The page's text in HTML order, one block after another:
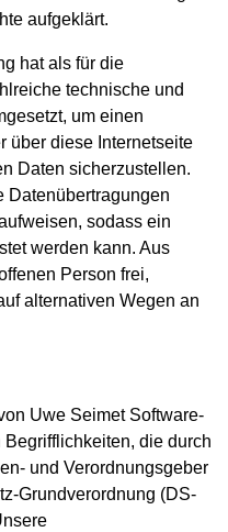
aufgeklärt.
hat als für die
technische und
um einen
über diese Internetseite
Daten sicherzustellen.
Datenübertragungen
sodass ein
werden kann. Aus
Person frei,
alternativen Wegen an
Uwe Seimet Software-
die durch
und Verordnungsgeber
Grundverordnung (DS-